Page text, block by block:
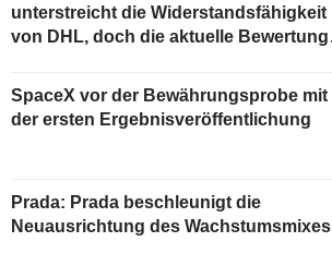
unterstreicht die Widerstandsfähigkeit
von DHL, doch die aktuelle Bewertung
SpaceX vor der Bewährungsprobe mit
der ersten Ergebnisveröffentlichung
Prada: Prada beschleunigt die
Neuausrichtung des Wachstumsmixes